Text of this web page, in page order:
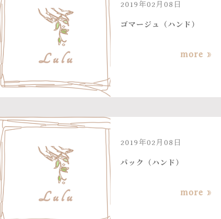
2019年02月08日
ゴマージュ（ハンド）
more
2019年02月08日
パック（ハンド）
more